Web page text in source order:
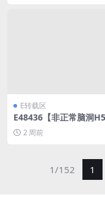
E转载区
E48436【非正常脑洞
网找茬游戏版本WIN服
inux外网手工端
2 周前
1/152 1